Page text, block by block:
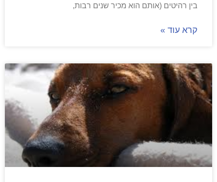
בין רהיטים (אותם הוא מכיר שנים רבות,
קרא עוד »